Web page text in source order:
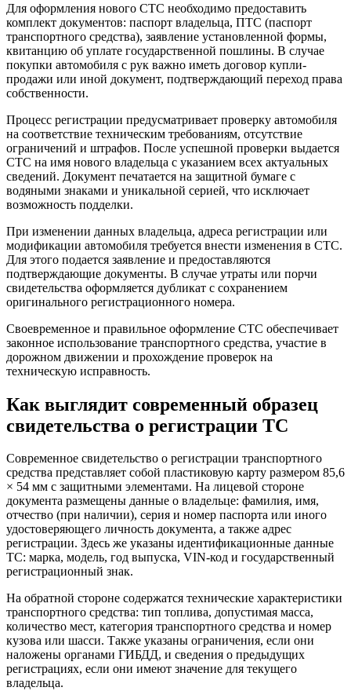
Для оформления нового СТС необходимо предоставить
комплект документов: паспорт владельца, ПТС (паспорт
транспортного средства), заявление установленной формы,
квитанцию об уплате государственной пошлины. В случае
покупки автомобиля с рук важно иметь договор купли-
продажи или иной документ, подтверждающий переход права
собственности.
Процесс регистрации предусматривает проверку автомобиля
на соответствие техническим требованиям, отсутствие
ограничений и штрафов. После успешной проверки выдается
СТС на имя нового владельца с указанием всех актуальных
сведений. Документ печатается на защитной бумаге с
водяными знаками и уникальной серией, что исключает
возможность подделки.
При изменении данных владельца, адреса регистрации или
модификации автомобиля требуется внести изменения в СТС.
Для этого подается заявление и предоставляются
подтверждающие документы. В случае утраты или порчи
свидетельства оформляется дубликат с сохранением
оригинального регистрационного номера.
Своевременное и правильное оформление СТС обеспечивает
законное использование транспортного средства, участие в
дорожном движении и прохождение проверок на
техническую исправность.
Как выглядит современный образец
свидетельства о регистрации ТС
Современное свидетельство о регистрации транспортного
средства представляет собой пластиковую карту размером 85,6
× 54 мм с защитными элементами. На лицевой стороне
документа размещены данные о владельце: фамилия, имя,
отчество (при наличии), серия и номер паспорта или иного
удостоверяющего личность документа, а также адрес
регистрации. Здесь же указаны идентификационные данные
ТС: марка, модель, год выпуска, VIN-код и государственный
регистрационный знак.
На обратной стороне содержатся технические характеристики
транспортного средства: тип топлива, допустимая масса,
количество мест, категория транспортного средства и номер
кузова или шасси. Также указаны ограничения, если они
наложены органами ГИБДД, и сведения о предыдущих
регистрациях, если они имеют значение для текущего
владельца.